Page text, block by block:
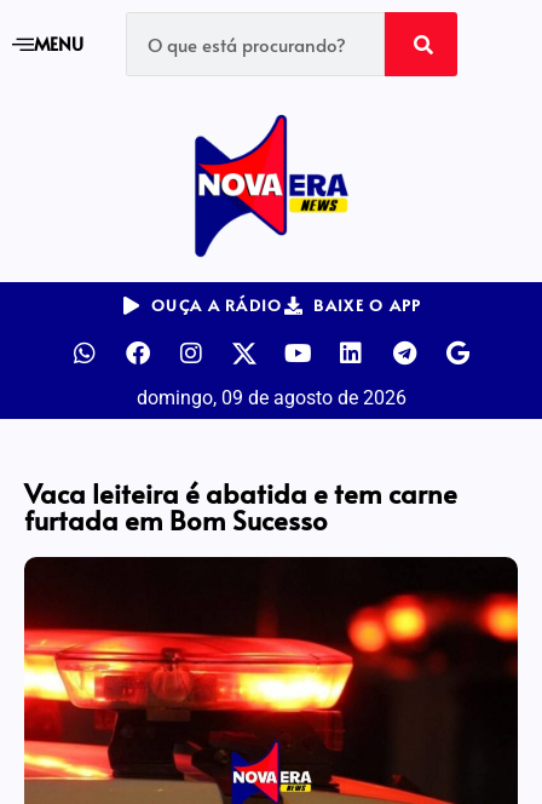
MENU
OUÇA A RÁDIO BAIXE O APP
domingo, 09 de agosto de 2026
Vaca leiteira é abatida e tem carne
furtada em Bom Sucesso